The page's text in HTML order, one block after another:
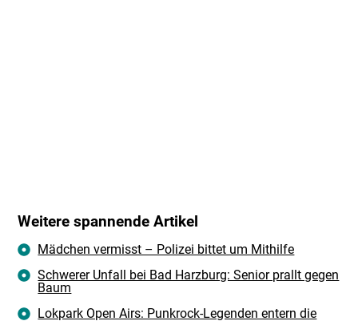
Weitere spannende Artikel
Mädchen vermisst – Polizei bittet um Mithilfe
Schwerer Unfall bei Bad Harzburg: Senior prallt gegen
Baum
Lokpark Open Airs: Punkrock-Legenden entern die